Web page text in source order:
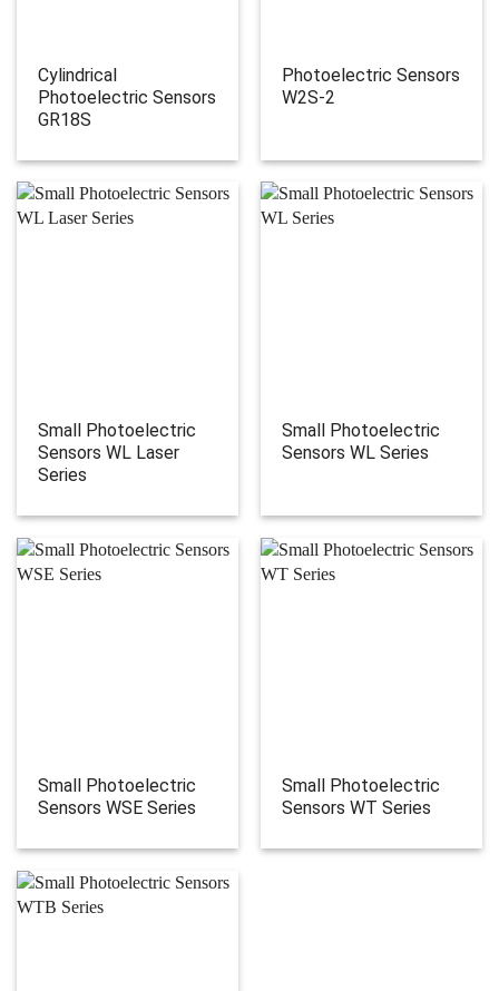
Cylindrical
Photoelectric Sensors
GR18S
Photoelectric Sensors
W2S-2
Small Photoelectric
Sensors WL Laser
Series
Small Photoelectric
Sensors WL Series
Small Photoelectric
Sensors WSE Series
Small Photoelectric
Sensors WT Series